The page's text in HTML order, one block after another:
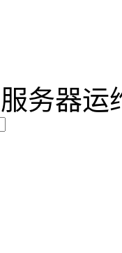
务器运